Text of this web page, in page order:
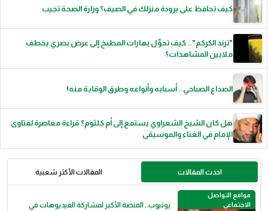
كيف تحافظ على برودة منزلك في الصيف؟ وزارة الصحة تجيب
"ترند الكركم".. كيف تحوِّل بهارات المطبخ إلى عرض بصري يخطف
ملايين المشاهدات؟
الصداع الصباحي.. أسبابه وأنواعه وطرق الوقاية منه!
هل كان الشيخ الشعراوي يستمع إلى أم كلثوم؟ قراءة معاصرة لفتاوى
الإمام في الغناء والموسيقى
احدث المقالات المقالات الأكثر شعبية
مواقع التواصل
الاجتماعي
يوتيوب.. المنصة الأكبر لمشاركة الفيديوهات في